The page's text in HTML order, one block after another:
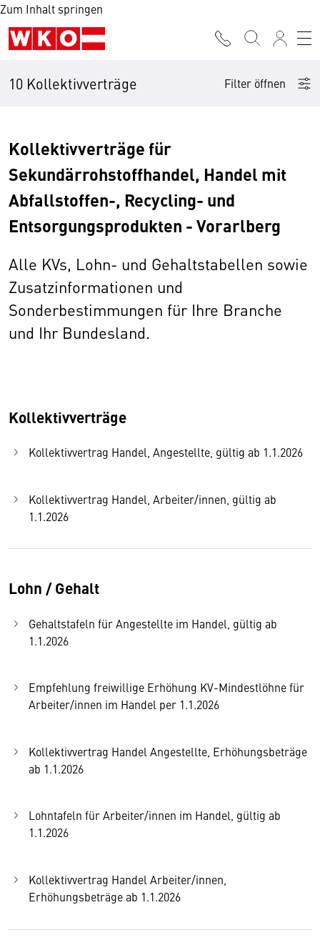
Zum Inhalt springen
10 Kollektivverträge Filter öffnen
Kollektivverträge für
Sekundärrohstoffhandel, Handel mit
Abfallstoffen-, Recycling- und
Entsorgungsprodukten - Vorarlberg
Alle KVs, Lohn- und Gehaltstabellen sowie
Zusatzinformationen und
Sonderbestimmungen für Ihre Branche
und Ihr Bundesland.
Kollektivverträge
Kollektivvertrag Handel, Angestellte, gültig ab 1.1.2026
Kollektivvertrag Handel, Arbeiter/innen, gültig ab
1.1.2026
Lohn / Gehalt
Gehaltstafeln für Angestellte im Handel, gültig ab
1.1.2026
Empfehlung freiwillige Erhöhung KV-Mindestlöhne für
Arbeiter/innen im Handel per 1.1.2026
Kollektivvertrag Handel Angestellte, Erhöhungsbeträge
ab 1.1.2026
Lohntafeln für Arbeiter/innen im Handel, gültig ab
1.1.2026
Kollektivvertrag Handel Arbeiter/innen,
Erhöhungsbeträge ab 1.1.2026